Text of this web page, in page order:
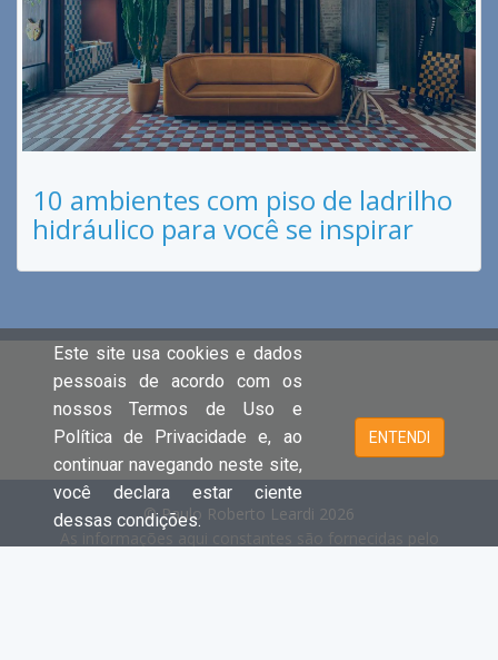
10 ambientes com piso de ladrilho
hidráulico para você se inspirar
© Paulo Roberto Leardi 2026
Este site usa cookies e dados
pessoais de acordo com os
nossos Termos de Uso e
Política de Privacidade e, ao
continuar navegando neste site,
você declara estar ciente
dessas condições.
ENTENDI